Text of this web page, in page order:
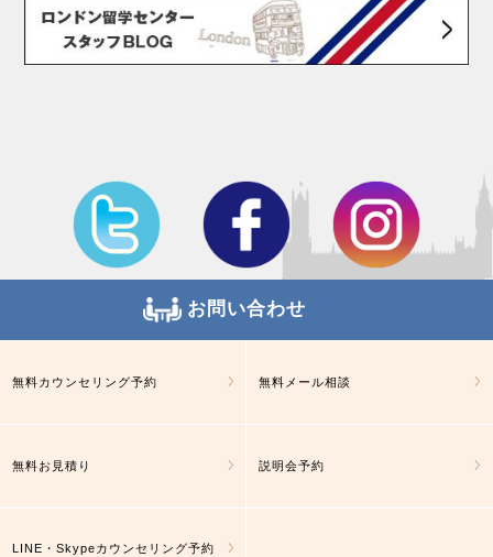
お問い合わせ
無料カウンセリング予約 無料メール相談
無料お見積り 説明会予約
LINE・Skypeカウンセリング予約